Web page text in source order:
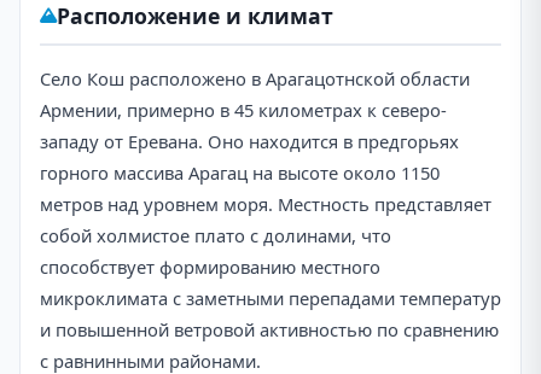
Расположение и климат
Село Кош расположено в Арагацотнской области
Армении, примерно в 45 километрах к северо-
западу от Еревана. Оно находится в предгорьях
горного массива Арагац на высоте около 1150
метров над уровнем моря. Местность представляет
собой холмистое плато с долинами, что
способствует формированию местного
микроклимата с заметными перепадами температур
и повышенной ветровой активностью по сравнению
с равнинными районами.